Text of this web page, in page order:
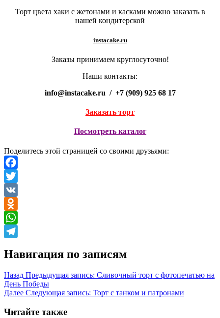
Торт цвета хаки с жетонами и касками можно заказать в
нашей кондитерской
instacake.ru
Заказы принимаем круглосуточно!
Наши контакты:
info@instacake.ru / +7 (909) 925 68 17
Заказать торт
Посмотреть каталог
Поделитесь этой страницей со своими друзьями:
Facebook
Twitter
VK
Odnoklassniki
WhatsApp
Навигация по записям
Назад Предыдущая запись: Сливочный торт с фотопечатью на
День Победы
Далее Следующая запись: Торт с танком и патронами
Читайте также